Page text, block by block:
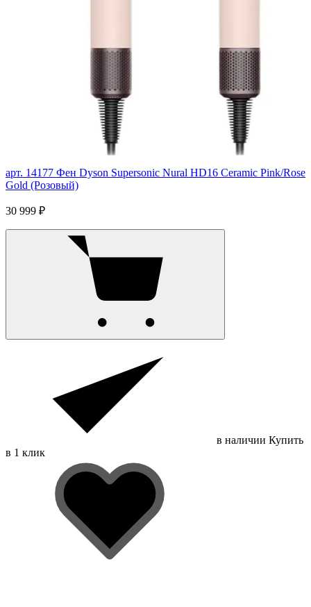
арт. 14177 Фен Dyson Supersonic Nural HD16 Ceramic Pink/Rose
Gold (Розовый)
30 999 ₽
в наличии Купить
в 1 клик